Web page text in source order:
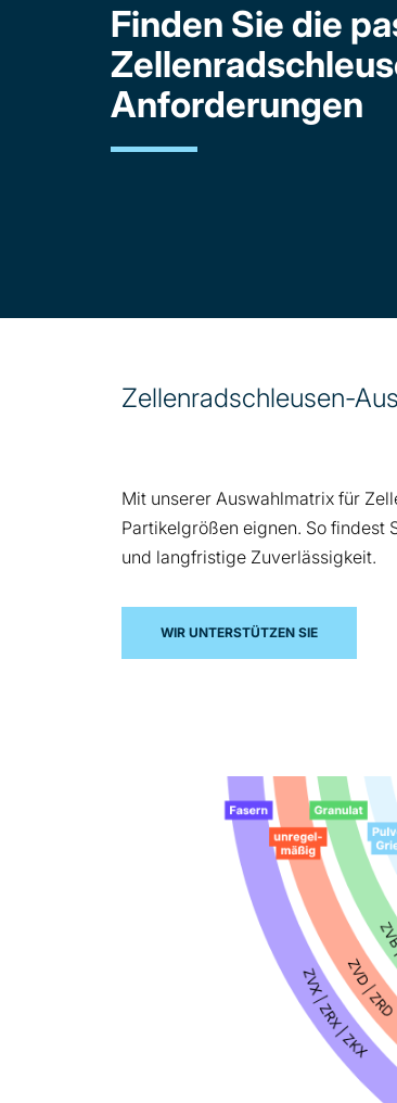
Finden Sie die
Anforderungen
Zellenradschleusen-
Mit unserer Auswahlmatrix für
Partikelgrößen eignen. So findest
und langfristige Zuverlässigkeit.
WIR UNTERSTÜTZEN SIE